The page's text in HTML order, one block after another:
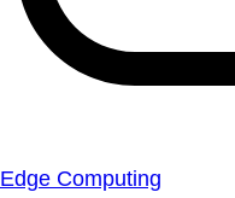
Edge Computing